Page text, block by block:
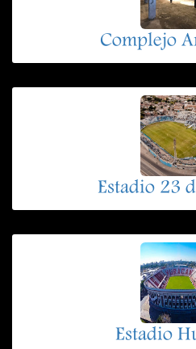
Complejo
Estadio 23
Estadio